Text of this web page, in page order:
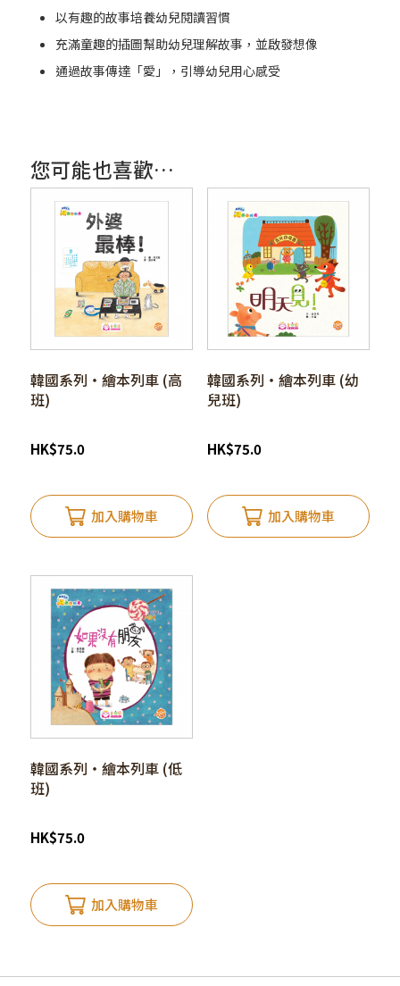
以有趣的故事培養幼兒閱讀習慣
充滿童趣的插圖幫助幼兒理解故事，並啟發想像
通過故事傳達「愛」，引導幼兒用心感受
您可能也喜歡…
韓國系列‧繪本列車 (高
班)
HK$75.0
加入購物車
韓國系列‧繪本列車 (幼
兒班)
HK$75.0
加入購物車
韓國系列‧繪本列車 (低
班)
HK$75.0
加入購物車